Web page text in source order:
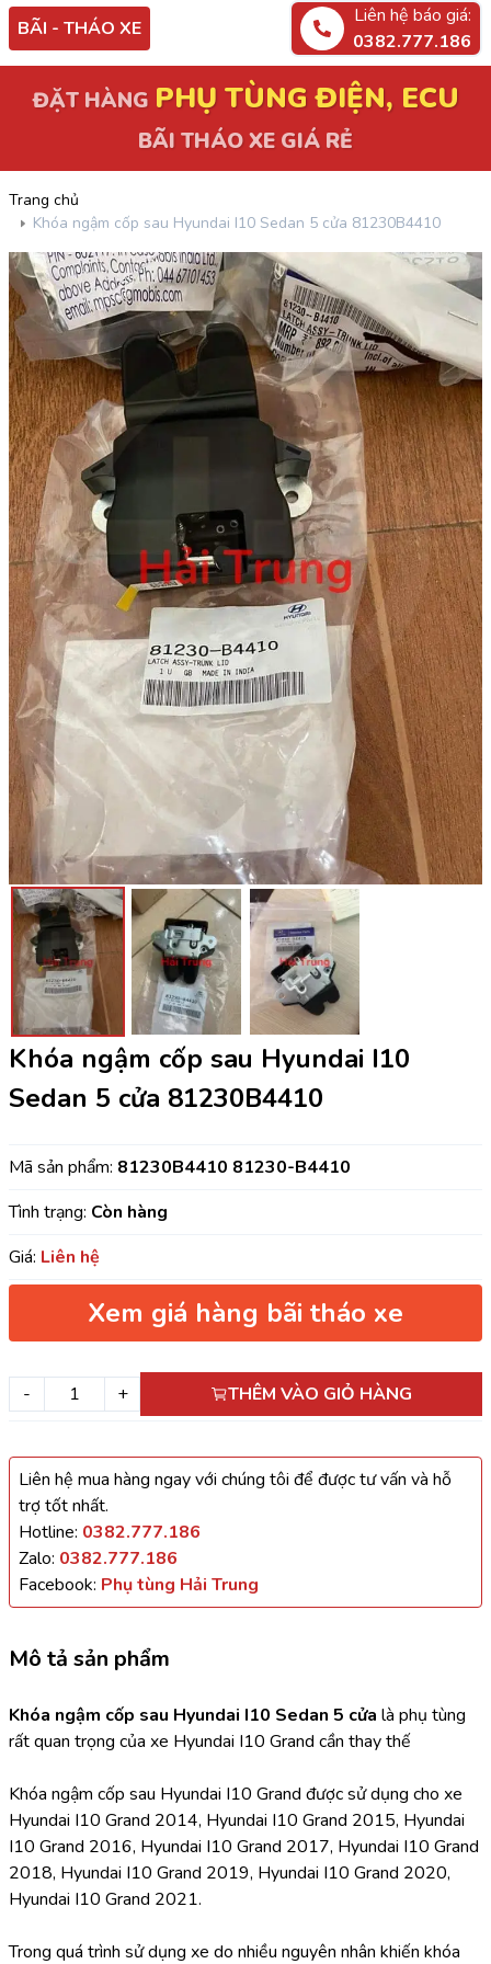
BÃI - THÁO XE
Liên hệ báo giá:
0382.777.186
ĐẶT HÀNGPHỤ TÙNG ĐIỆN, ECU
BÃI THÁO XE GIÁ RẺ
Trang chủ
Khóa ngậm cốp sau Hyundai I10 Sedan 5 cửa 81230B4410
Khóa ngậm cốp sau Hyundai I10
Sedan 5 cửa 81230B4410
Mã sản phẩm: 81230B4410 81230-B4410
Tình trạng: Còn hàng
Giá: Liên hệ
Xem giá hàng bãi tháo xe
- + THÊM VÀO GIỎ HÀNG
Liên hệ mua hàng ngay với chúng tôi để được tư vấn và hỗ
trợ tốt nhất.
Hotline: 0382.777.186
Zalo: 0382.777.186
Facebook: Phụ tùng Hải Trung
Mô tả sản phẩm
Khóa ngậm cốp sau Hyundai I10 Sedan 5 cửa là phụ tùng
rất quan trọng của xe Hyundai I10 Grand cần thay thế
Khóa ngậm cốp sau Hyundai I10 Grand được sử dụng cho xe
Hyundai I10 Grand 2014, Hyundai I10 Grand 2015, Hyundai
I10 Grand 2016, Hyundai I10 Grand 2017, Hyundai I10 Grand
2018, Hyundai I10 Grand 2019, Hyundai I10 Grand 2020,
Hyundai I10 Grand 2021.
Trong quá trình sử dụng xe do nhiều nguyên nhân khiến khóa